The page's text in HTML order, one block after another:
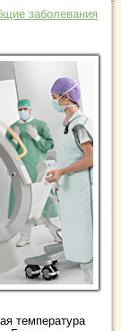
заболевания
температура